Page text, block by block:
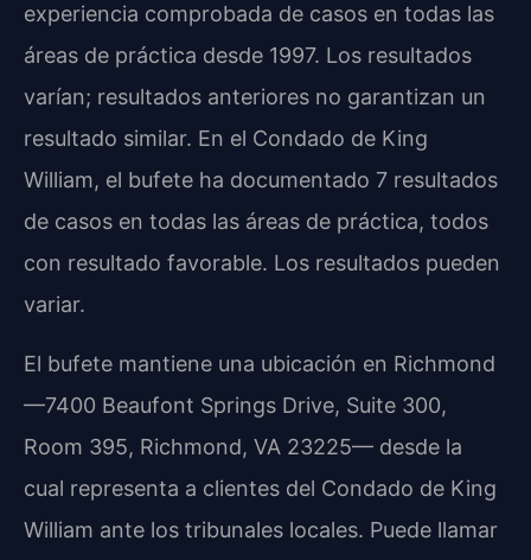
experiencia comprobada de casos en todas las
áreas de práctica desde 1997. Los resultados
varían; resultados anteriores no garantizan un
resultado similar. En el Condado de King
William, el bufete ha documentado 7 resultados
de casos en todas las áreas de práctica, todos
con resultado favorable. Los resultados pueden
variar.
El bufete mantiene una ubicación en Richmond
—7400 Beaufont Springs Drive, Suite 300,
Room 395, Richmond, VA 23225— desde la
cual representa a clientes del Condado de King
William ante los tribunales locales. Puede llamar